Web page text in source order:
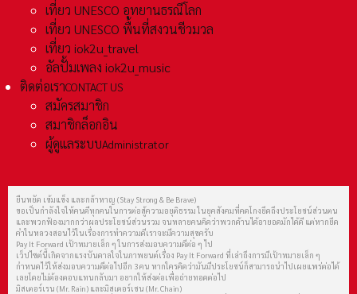
เที่ยว UNESCO อุทยานธรณีโลก
เที่ยว UNESCO พื้นที่สงวนชีวมวล
เที่ยว iok2u_travel
อัลปั้มเพลง iok2u_music
ติดต่อเราCONTACT US
สมัครสมาชิก
สมาชิกล็อกอิน
ผู้ดูแลระบบAdministrator
ยืนหยัด เข้มแข็ง และกล้าหาญ (Stay Strong & Be Brave)
ขอเป็นกำลังใจให้คนดีทุกคนในการต่อสู้ความอยุติธรรม ในยุคสังคมที่คดโกงยึดถึงประโยชน์ส่วนตน
และพวกฟ้องมากกว่าผลประโยชน์ส่วนรวม จนหลายคนคิดว่าพวกด้านได้อายอดมักได้ดี แต่หากยึด
คำในหลวงสอนไว้ในเรื่องการทำความดีเราจะมีความสุขครับ
Pay It Forward เป้าหมายเล็ก ๆ ในการส่งมอบความดีต่อ ๆ ไป
เว็ปไซต์นี้เกิดจากแรงบันดาลใจในภาพยนต์เรื่อง Pay It Forward ที่เล่าถึงการมีเป้าหมายเล็ก ๆ
กำหนดไว้ให้ส่งมอบความดีต่อไปอีก 3 คน หากใครคิดว่ามันมีประโยชน์ก็สามารถนำไปเผยแพร่ต่อได้
เลยโดยไม่ต้องตอบแทนกลับมา อยากให้ส่งต่อเพื่อถ่ายทอดต่อไป
มิสเตอร์เรน (Mr. Rain) และมิสเตอร์เชน (Mr. Chain)